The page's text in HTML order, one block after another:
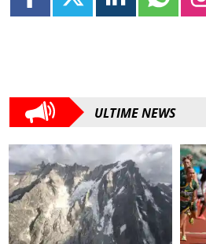
ULTIME NEWS